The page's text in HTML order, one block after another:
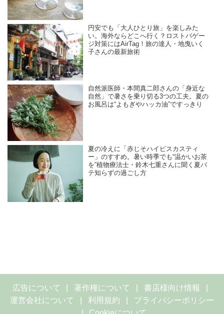
円安でも「大人ひとり旅」を楽しみた
い。海外ならどこへ行く？ロストバゲー
ジ対策にはAirTag！旅の達人・地曳いく
子さんの最新旅術
自然派医師・本間真二郎さんの「身近な
自然」で暑さを乗り切る3つの工夫。夏の
お風呂は“よもぎやハッカ油”ですっきり
夏の冷えに「赤じそハイビスカスティ
ー」のすすめ。暑い時季でも“温かいお茶
を”植物療法士・鈴木七重さんに聞く夏バ
テ知らずの過ごし方
広告について 著作権について
書店様向け情報
運営会社について
利用規約
プライバシーポリシー